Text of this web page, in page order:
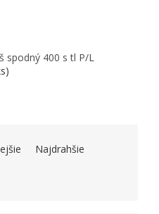
spodný 400 s tl P/L
Najdrahšie